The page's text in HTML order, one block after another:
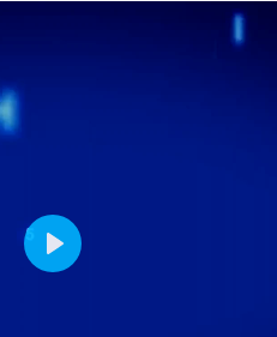
PLAY